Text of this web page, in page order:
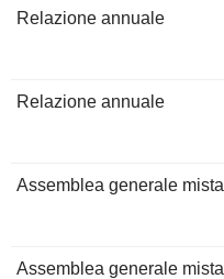
Relazione annuale
Relazione annuale
Assemblea generale mista
Assemblea generale mista